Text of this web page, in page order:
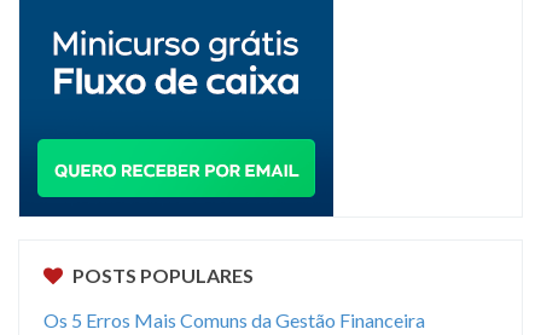
POSTS POPULARES
Os 5 Erros Mais Comuns da Gestão Financeira